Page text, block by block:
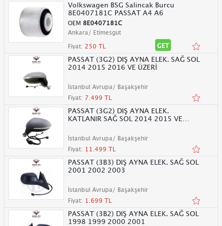
Volkswagen BSG Salincak Burcu
8E0407181C PASSAT A4 A6
OEM 8E0407181C
Ankara/ Etimesgut
Fiyat: 250 TL GET
PASSAT (3G2) DIŞ AYNA ELEK. SAĞ SOL
2014 2015 2016 VE ÜZERİ
İstanbul Avrupa/ Başakşehir
Fiyat: 7.499 TL
PASSAT (3G2) DIŞ AYNA ELEK.
KATLANIR SAĞ SOL 2014 2015 VE
İstanbul Avrupa/ Başakşehir
Fiyat: 11.499 TL
PASSAT (3B3) DIŞ AYNA ELEK. SAĞ SOL
2001 2002 2003
İstanbul Avrupa/ Başakşehir
Fiyat: 1.699 TL
PASSAT (3B2) DIŞ AYNA ELEK. SAĞ SOL
1998 1999 2000 2001